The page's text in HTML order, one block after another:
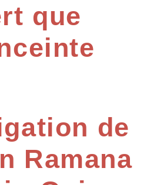
que
de
Ramana